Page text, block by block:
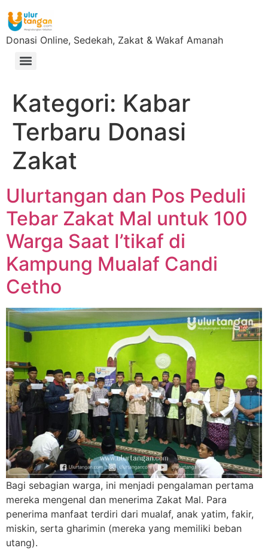
Donasi Online, Sedekah, Zakat & Wakaf Amanah
Kategori: Kabar
Terbaru Donasi
Zakat
Ulurtangan dan Pos Peduli
Tebar Zakat Mal untuk 100
Warga Saat I’tikaf di
Kampung Mualaf Candi
Cetho
Bagi sebagian warga, ini menjadi pengalaman pertama
mereka mengenal dan menerima Zakat Mal. Para
penerima manfaat terdiri dari mualaf, anak yatim, fakir,
miskin, serta gharimin (mereka yang memiliki beban
utang).